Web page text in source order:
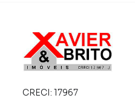
CRECI: 17967